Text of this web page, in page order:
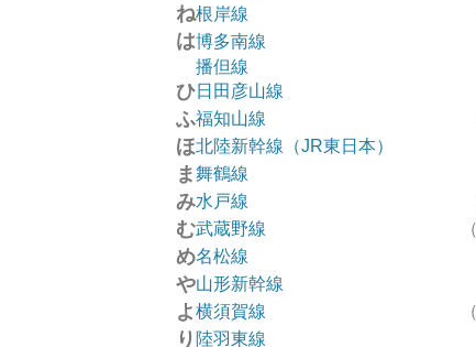
ね根岸線
は博多南線
播但線
ひ日田彦山線
ふ福知山線
ほ北陸新幹線（JR東日本）
ま舞鶴線
み水戸線
む武蔵野線
め名松線
や山形新幹線
よ横須賀線
り 陸羽東線